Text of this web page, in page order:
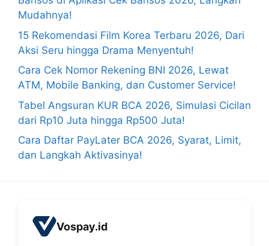
Mudahnya!
15 Rekomendasi Film Korea Terbaru 2026, Dari
Aksi Seru hingga Drama Menyentuh!
Cara Cek Nomor Rekening BNI 2026, Lewat
ATM, Mobile Banking, dan Customer Service!
Tabel Angsuran KUR BCA 2026, Simulasi Cicilan
dari Rp10 Juta hingga Rp500 Juta!
Cara Daftar PayLater BCA 2026, Syarat, Limit,
dan Langkah Aktivasinya!
Vospay.id